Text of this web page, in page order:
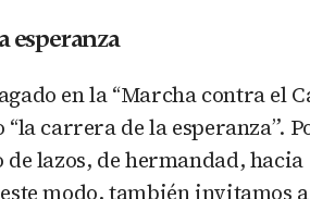
esperanza
en la “Marcha contra el
carrera de la esperanza”.
lazos, de hermandad,
modo, también invitamos